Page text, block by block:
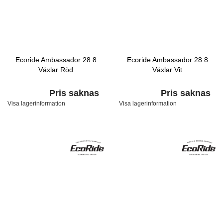
Ecoride Ambassador 28 8
Växlar Röd
Pris saknas
Visa lagerinformation
Ecoride Ambassador 28 8
Växlar Vit
Pris saknas
Visa lagerinformation